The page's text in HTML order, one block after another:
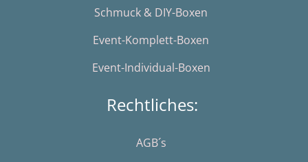
Schmuck & DIY-Boxen
Event-Komplett-Boxen
Event-Individual-Boxen
Rechtliches:
AGB´s